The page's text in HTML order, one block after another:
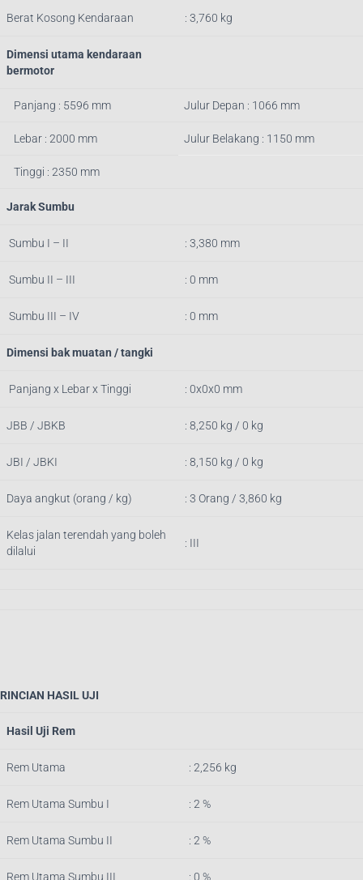
Berat Kosong Kendaraan : 3,760 kg
Dimensi utama kendaraan
bermotor
Panjang : 5596 mm Julur Depan : 1066 mm
Lebar : 2000 mm Julur Belakang : 1150 mm
Tinggi : 2350 mm
Jarak Sumbu
Sumbu I – II : 3,380 mm
Sumbu II – III : 0 mm
Sumbu III – IV : 0 mm
Dimensi bak muatan / tangki
Panjang x Lebar x Tinggi : 0x0x0 mm
JBB / JBKB : 8,250 kg / 0 kg
JBI / JBKI : 8,150 kg / 0 kg
Daya angkut (orang / kg) : 3 Orang / 3,860 kg
Kelas jalan terendah yang boleh
dilalui
: III
RINCIAN HASIL UJI
Hasil Uji Rem
Rem Utama : 2,256 kg
Rem Utama Sumbu I : 2 %
Rem Utama Sumbu II : 2 %
Rem Utama Sumbu III : 0 %